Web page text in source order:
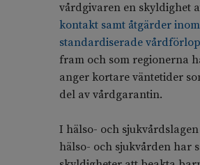
vårdgivaren en skyldighet
kontakt samt åtgärder
standardiserade
fram och som regionerna
anger kortare väntetider
del av vårdgarantin.
I hälso- och
hälso- och sjukvården har